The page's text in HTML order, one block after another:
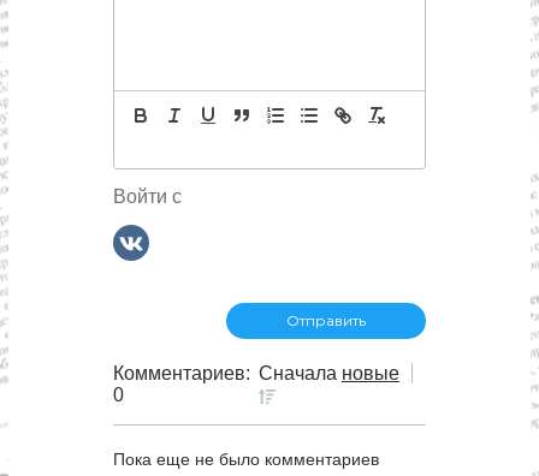
Войти с
Комментариев:
0
Сначала новые
Пока еще не было комментариев